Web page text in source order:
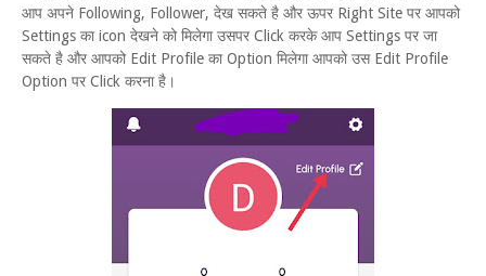
आप अपने Following, Follower, देख सकते है और ऊपर Right Site पर आपको
Settings का icon देखने को मिलेगा उसपर Click करके आप Settings पर जा
सकते है और आपको Edit Profile का Option मिलेगा आपको उस Edit Profile
Option पर Click करना है।